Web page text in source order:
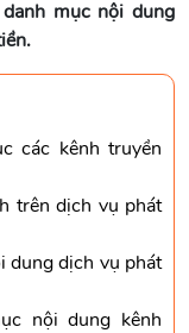
mục nội dung
các kênh truyền
trên dịch vụ phát
dung dịch vụ phát
nội dung kênh